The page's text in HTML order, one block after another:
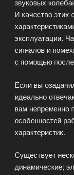
звуковых
И качество этих
эксплуатации.
сигналов и
с помощью
Если вы
идеально
вам непременно
особенностей
характеристик.
Существует
динамические;